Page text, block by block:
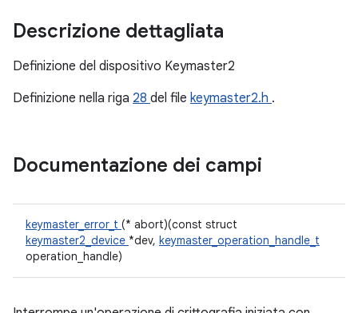
Descrizione dettagliata
Definizione del dispositivo Keymaster2
Definizione nella riga 28 del file keymaster2.h .
Documentazione dei campi
keymaster_error_t (* abort)(const struct
keymaster2_device *dev, keymaster_operation_handle_t
operation_handle)